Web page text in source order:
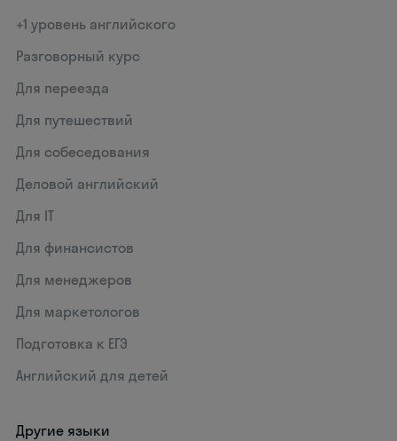
+1 уровень английского
Разговорный курс
Для переезда
Для путешествий
Для собеседования
Деловой английский
Для IT
Для финансистов
Для менеджеров
Для маркетологов
Подготовка к ЕГЭ
Английский для детей
Другие языки